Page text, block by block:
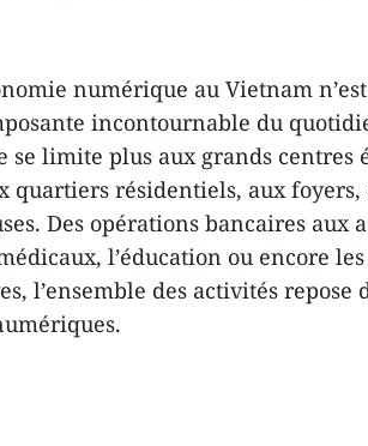
numérique au Vietnam
incontournable du
se limite plus aux grands centres
quartiers résidentiels, aux foyers,
Des opérations bancaires aux
l’éducation ou encore
l’ensemble des activités repose